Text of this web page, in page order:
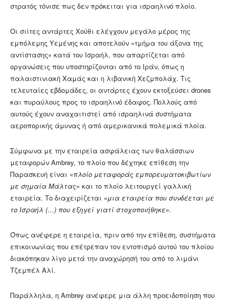
στρατός τόνισε πως δεν πρόκειται για ισραηλινό πλοίο.
Οι σιίτες αντάρτες Χούθι ελέγχουν μεγάλο μέρος της
εμπόλεμης Υεμένης και αποτελούν «τμήμα του άξονα της
αντίστασης» κατά του Ισραήλ, που απαρτίζεται από
οργανώσεις που υποστηρίζονται από το Ιράν, όπως η
παλαιστινιακή Χαμάς και η λιβανική Χεζμπολάχ. Τις
τελευταίες εβδομάδες, οι αντάρτες έχουν εκτοξεύσει drones
και πυραύλους προς το ισραηλινό έδαφος. Πολλούς από
αυτούς έχουν αναχαιτιστεί από ισραηλινά συστήματα
αεροπορικής άμυνας ή από αμερικανικά πολεμικά πλοία.
Σύμφωνα με την εταιρεία ασφάλειας των θαλάσσιων
μεταφορών Ambrey, το πλοίο που δέχτηκε επίθεση την
Παρασκευή είναι «πλοίο μεταφοράς εμπορευματοκιβωτίων
με σημαία Μάλτας» και το πλοίο λειτουργεί γαλλική
εταιρεία. Το διαχειρίζεται «μια εταιρεία που συνδέεται με
το Ισραήλ (…) που εξηγεί γιατί στοχοποιήθηκε».
Όπως ανέφερε η εταιρεία, πριν από την επίθεση, συστήματα
επικοινωνίας που επέτρεπαν τον εντοπισμό αυτού του πλοίου
διακόπηκαν λίγο μετά την αναχώρησή του από το λιμάνι
Τζεμπέλ Αλί.
Παράλληλα, η Ambrey ανέφερε μια άλλη προειδοποίηση που